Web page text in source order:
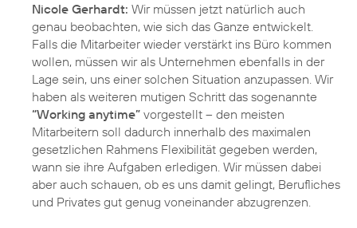
Nicole Gerhardt: Wir müssen jetzt natürlich auch
genau beobachten, wie sich das Ganze entwickelt.
Falls die Mitarbeiter wieder verstärkt ins Büro kommen
wollen, müssen wir als Unternehmen ebenfalls in der
Lage sein, uns einer solchen Situation anzupassen. Wir
haben als weiteren mutigen Schritt das sogenannte
“Working anytime” vorgestellt – den meisten
Mitarbeitern soll dadurch innerhalb des maximalen
gesetzlichen Rahmens Flexibilität gegeben werden,
wann sie ihre Aufgaben erledigen. Wir müssen dabei
aber auch schauen, ob es uns damit gelingt, Berufliches
und Privates gut genug voneinander abzugrenzen.